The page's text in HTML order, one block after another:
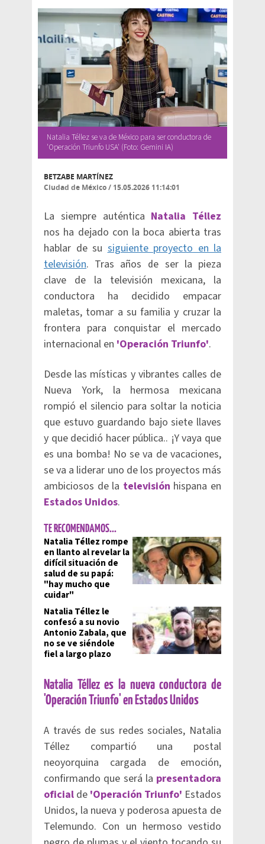
Natalia Téllez se va de México para ser conductora de
'Operación Triunfo USA' (Foto: Gemini IA)
BETZABE MARTÍNEZ
Ciudad de México/ 15.05.2026 11:14:01
La siempre auténtica Natalia Téllez
nos ha dejado con la boca abierta tras
hablar de susiguiente proyecto en la
televisión. Tras años de ser la pieza
clave de la televisión mexicana, la
conductora ha decidido empacar
maletas, tomar a su familia y cruzar la
frontera para conquistar el mercado
internacional en 'Operación Triunfo'.
Desde las místicas y vibrantes calles de
Nueva York, la hermosa mexicana
rompió el silencio para soltar la noticia
que estuvo guardando bajo siete llaves
y que decidió hacer pública.. ¡Y vaya que
es una bomba! No se va de vacaciones,
se va a liderar uno de los proyectos más
ambiciosos de la televisión hispana en
Estados Unidos.
TE RECOMENDAMOS...
Natalia Téllez rompe
en llanto al revelar la
difícil situación de
salud de su papá:
"hay mucho que
cuidar"
Natalia Téllez le
confesó a su novio
Antonio Zabala, que
no se ve siéndole
fiel a largo plazo
Natalia Téllez es la nueva conductora de
'Operación Triunfo' en Estados Unidos
A través de sus redes sociales, Natalia
Téllez compartió una postal
neoyorquina cargada de emoción,
confirmando que será la presentadora
oficial de 'Operación Triunfo' Estados
Unidos, la nueva y poderosa apuesta de
Telemundo. Con un hermoso vestido